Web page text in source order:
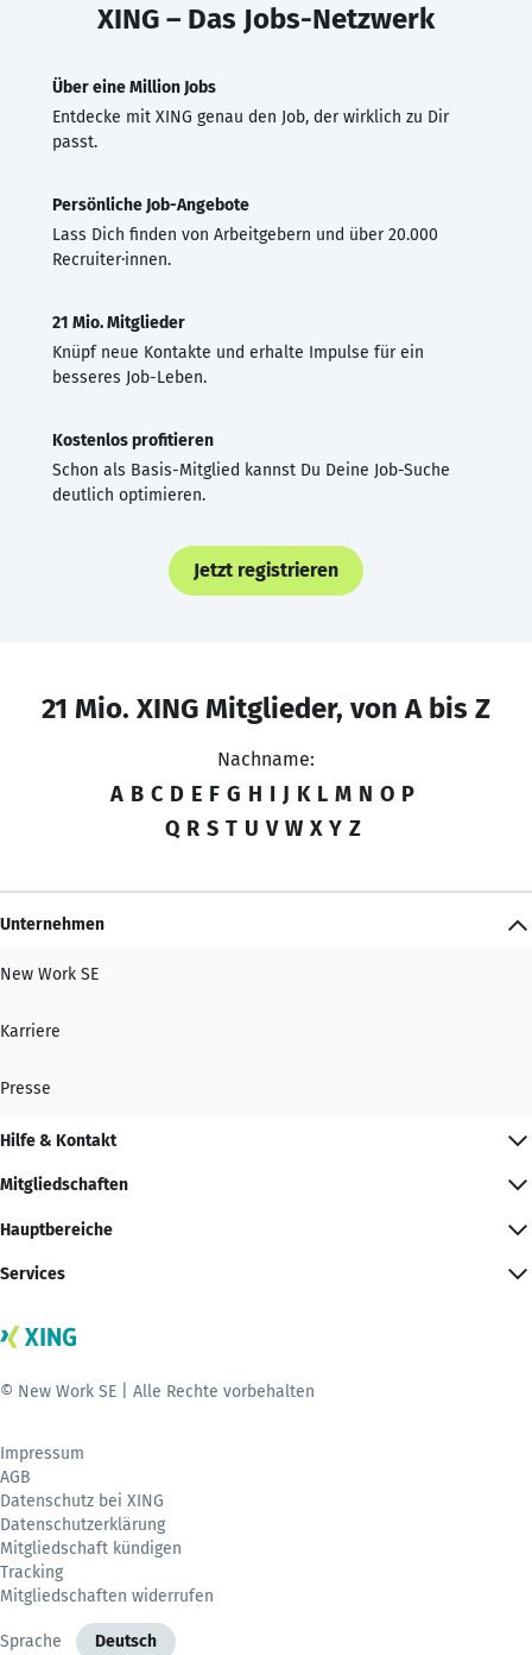
XING – Das Jobs-Netzwerk
Über eine Million Jobs
Entdecke mit XING genau den Job, der wirklich zu Dir
passt.
Persönliche Job-Angebote
Lass Dich finden von Arbeitgebern und über 20.000
Recruiter·innen.
21 Mio. Mitglieder
Knüpf neue Kontakte und erhalte Impulse für ein
besseres Job-Leben.
Kostenlos profitieren
Schon als Basis-Mitglied kannst Du Deine Job-Suche
deutlich optimieren.
Jetzt registrieren
21 Mio. XING Mitglieder, von A bis Z
Nachname:
A B C D E F G H I J K L M N O P
Q R S T U V W X Y Z
Unternehmen
New Work SE
Karriere
Presse
Hilfe & Kontakt
Mitgliedschaften
Hauptbereiche
Services
© New Work SE | Alle Rechte vorbehalten
Impressum
AGB
Datenschutz bei XING
Datenschutzerklärung
Mitgliedschaft kündigen
Tracking
Mitgliedschaften widerrufen
Sprache Deutsch